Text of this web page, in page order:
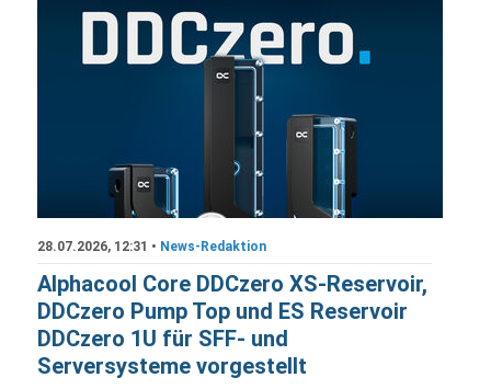
28.07.2026, 12:31 • News-Redaktion
Alphacool Core DDCzero XS-Reservoir,
DDCzero Pump Top und ES Reservoir
DDCzero 1U für SFF- und
Serversysteme vorgestellt